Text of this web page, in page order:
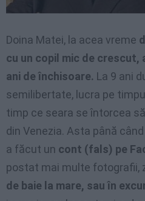
Doina Matei, la acea vreme
cu un copil mic de
ani de închisoare. La 9 ani
semilibertate, lucra pe
timp ce seara se întorcea
din Venezia. Asta până
a făcut un cont (fals) pe
postat mai multe fotografii,
de baie la mare, sau în